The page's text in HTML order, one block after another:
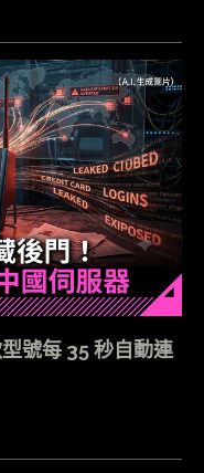
號每 35 秒自動連